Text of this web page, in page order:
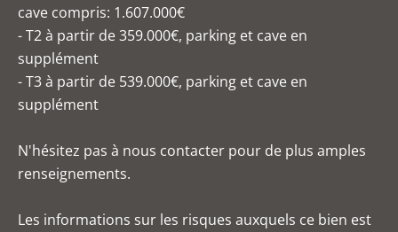
cave compris: 1.607.000€
- T2 à partir de 359.000€, parking et cave en
supplément
- T3 à partir de 539.000€, parking et cave en
supplément
N'hésitez pas à nous contacter pour de plus amples
renseignements.
Les informations sur les risques auxquels ce bien est